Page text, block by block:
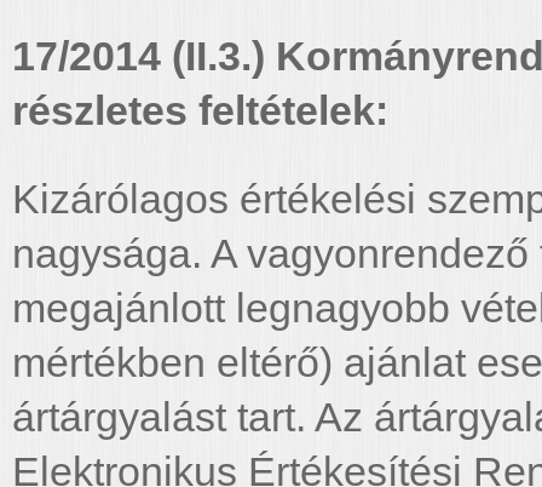
17/2014 (II.3.)
részletes feltételek:
Kizárólagos értékelési
nagysága. A
megajánlott legnagyobb
mértékben eltérő) ajánlat
ártárgyalást tart. Az
Elektronikus Értékesítési